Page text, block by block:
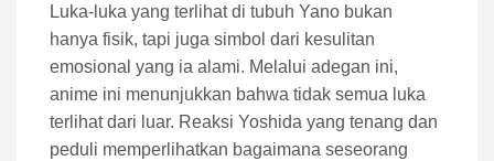
Luka-luka yang terlihat di tubuh Yano bukan
hanya fisik, tapi juga simbol dari kesulitan
emosional yang ia alami. Melalui adegan ini,
anime ini menunjukkan bahwa tidak semua luka
terlihat dari luar. Reaksi Yoshida yang tenang dan
peduli memperlihatkan bagaimana seseorang